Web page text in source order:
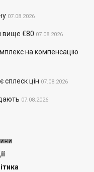
07.08.2026
вище €80 07.08.2026
на компенсацію
сплеск цін 07.08.2026
07.08.2026